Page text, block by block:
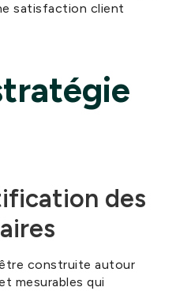
satisfaction client
des
construite autour
mesurables qui